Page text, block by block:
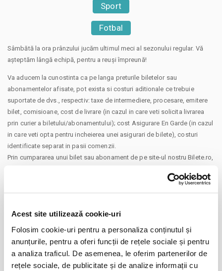
Acest site utilizează cookie-uri
Folosim cookie-uri pentru a personaliza conținutul și
anunțurile, pentru a oferi funcții de rețele sociale și pentru
a analiza traficul. De asemenea, le oferim partenerilor de
rețele sociale, de publicitate și de analize informații cu
Sport
Fotbal
Sâmbătă la ora prânzului jucăm ultimul meci al sezonului regular. Vă
așteptăm lângă echipă, pentru a reuși împreună!
Va aducem la cunostinta ca pe langa preturile biletelor sau
abonamentelor afisate, pot exista si costuri aditionale ce trebuie
suportate de dvs., respectiv: taxe de intermediere, procesare, emitere
bilet, comisioane, cost de livrare (in cazul in care veti solicita livrarea
prin curier a biletului/abonamentului); cost Asigurare En Garde (in cazul
in care veti opta pentru incheierea unei asigurari de bilete), costuri
identificate separat in pasii comenzii.
Prin cumpararea unui bilet sau abonament de pe site-ul nostru Bilete.ro,
site-ului Bilete.ro
Taxa administrare - 1%
Un bilet este valabil pentru o singura persoana. Toti participantii la
eveniment, adulti si copii, trebuie sa cumpere bilet sau abonament,
indiferent de varsta. (Mai putin cazurile unde este specificata gratuitate
in limita de varsta).
CONTINUARE